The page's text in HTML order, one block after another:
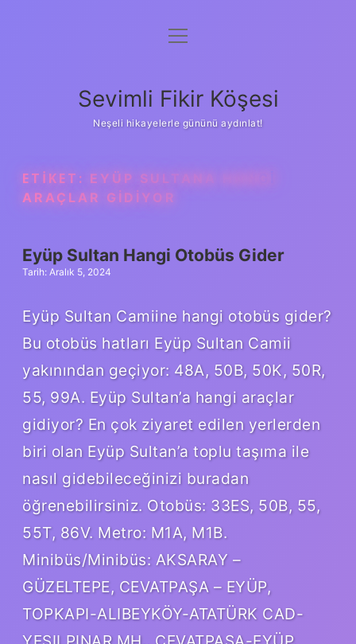
Anasayfa
Yasal Uyarı
menüyü
Sevimli Fikir Köşesi
Neşeli hikayelerle gününü aydınlat!
ETIKET: EYÜP SULTANA HANGI
ARAÇLAR GIDIYOR
Eyüp Sultan Hangi Otobüs Gider
Tarih: Aralık 5, 2024
Eyüp Sultan Camiine hangi otobüs gider?
Bu otobüs hatları Eyüp Sultan Camii
yakınından geçiyor: 48A, 50B, 50K, 50R,
55, 99A. Eyüp Sultan’a hangi araçlar
gidiyor? En çok ziyaret edilen yerlerden
biri olan Eyüp Sultan’a toplu taşıma ile
nasıl gidebileceğinizi buradan
öğrenebilirsiniz. Otobüs: 33ES, 50B, 55,
55T, 86V. Metro: M1A, M1B.
Minibüs/Minibüs: AKSARAY –
GÜZELTEPE, CEVATPAŞA – EYÜP,
TOPKAPI-ALIBEYKÖY-ATATÜRK CAD-